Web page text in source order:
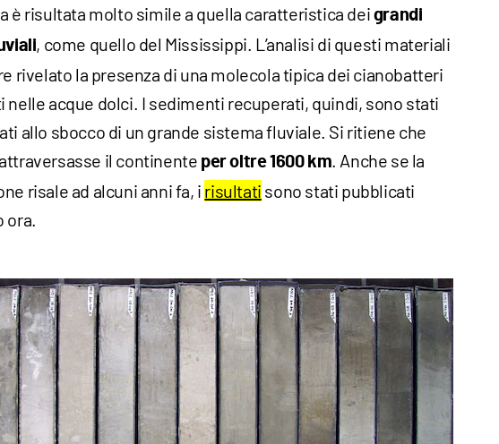
è risultata molto simile a quella caratteristica dei grandi
, come quello del Mississippi. L’analisi di questi materiali
rivelato la presenza di una molecola tipica dei cianobatteri
nelle acque dolci. I sedimenti recuperati, quindi, sono stati
allo sbocco di un grande sistema fluviale. Si ritiene che
il continente per oltre 1600 km. Anche se la
risale ad alcuni anni fa, i risultati sono stati pubblicati
ora.